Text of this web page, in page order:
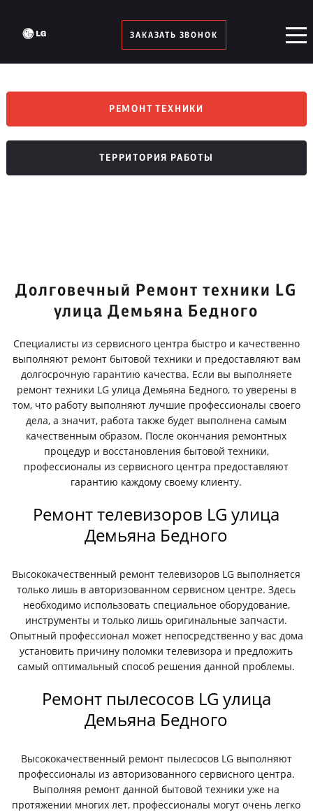
ЗАКАЗАТЬ ЗВОНОК
РЕМОНТ ТЕХНИКИ
ТЕРРИТОРИЯ РАБОТЫ
Долговечный Ремонт техники LG
улица Демьяна Бедного
Специалисты из сервисного центра быстро и качественно
выполняют ремонт бытовой техники и предоставляют вам
долгосрочную гарантию качества. Если вы выполняете
ремонт техники LG улица Демьяна Бедного, то уверены в
том, что работу выполняют лучшие профессионалы своего
дела, а значит, работа также будет выполнена самым
качественным образом. После окончания ремонтных
процедур и восстановления бытовой техники,
профессионалы из сервисного центра предоставляют
гарантию каждому своему клиенту.
Ремонт телевизоров LG улица
Демьяна Бедного
Высококачественный ремонт телевизоров LG выполняется
только лишь в авторизованном сервисном центре. Здесь
необходимо использовать специальное оборудование,
инструменты и только лишь оригинальные запчасти.
Опытный профессионал может непосредственно у вас дома
установить причину поломки телевизора и предложить
самый оптимальный способ решения данной проблемы.
Ремонт пылесосов LG улица
Демьяна Бедного
Высококачественный ремонт пылесосов LG выполняют
профессионалы из авторизованного сервисного центра.
Выполняя ремонт данной бытовой техники уже на
протяжении многих лет, профессионалы могут очень легко